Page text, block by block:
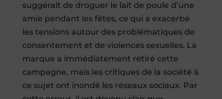
suggérait de droguer le lait de poule d’une
amie pendant les fêtes, ce qui a exacerbé
les tensions autour des problématiques de
consentement et de violences sexuelles. La
marque a immédiatement retiré cette
campagne, mais les critiques de la société à
ce sujet ont inondé les réseaux sociaux. Par